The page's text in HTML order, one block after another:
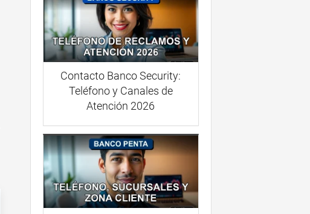
Contacto Banco Security:
Teléfono y Canales de
Atención 2026